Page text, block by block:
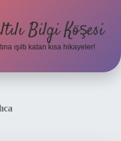
Bilgi Köşesi
ışıltı katan kısa hikayeler!